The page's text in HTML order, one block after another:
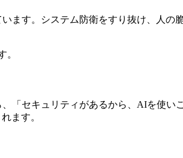
ます。システム防衛をすり抜け、人の
。
「セキュリティがあるから、AIを使い
ます。